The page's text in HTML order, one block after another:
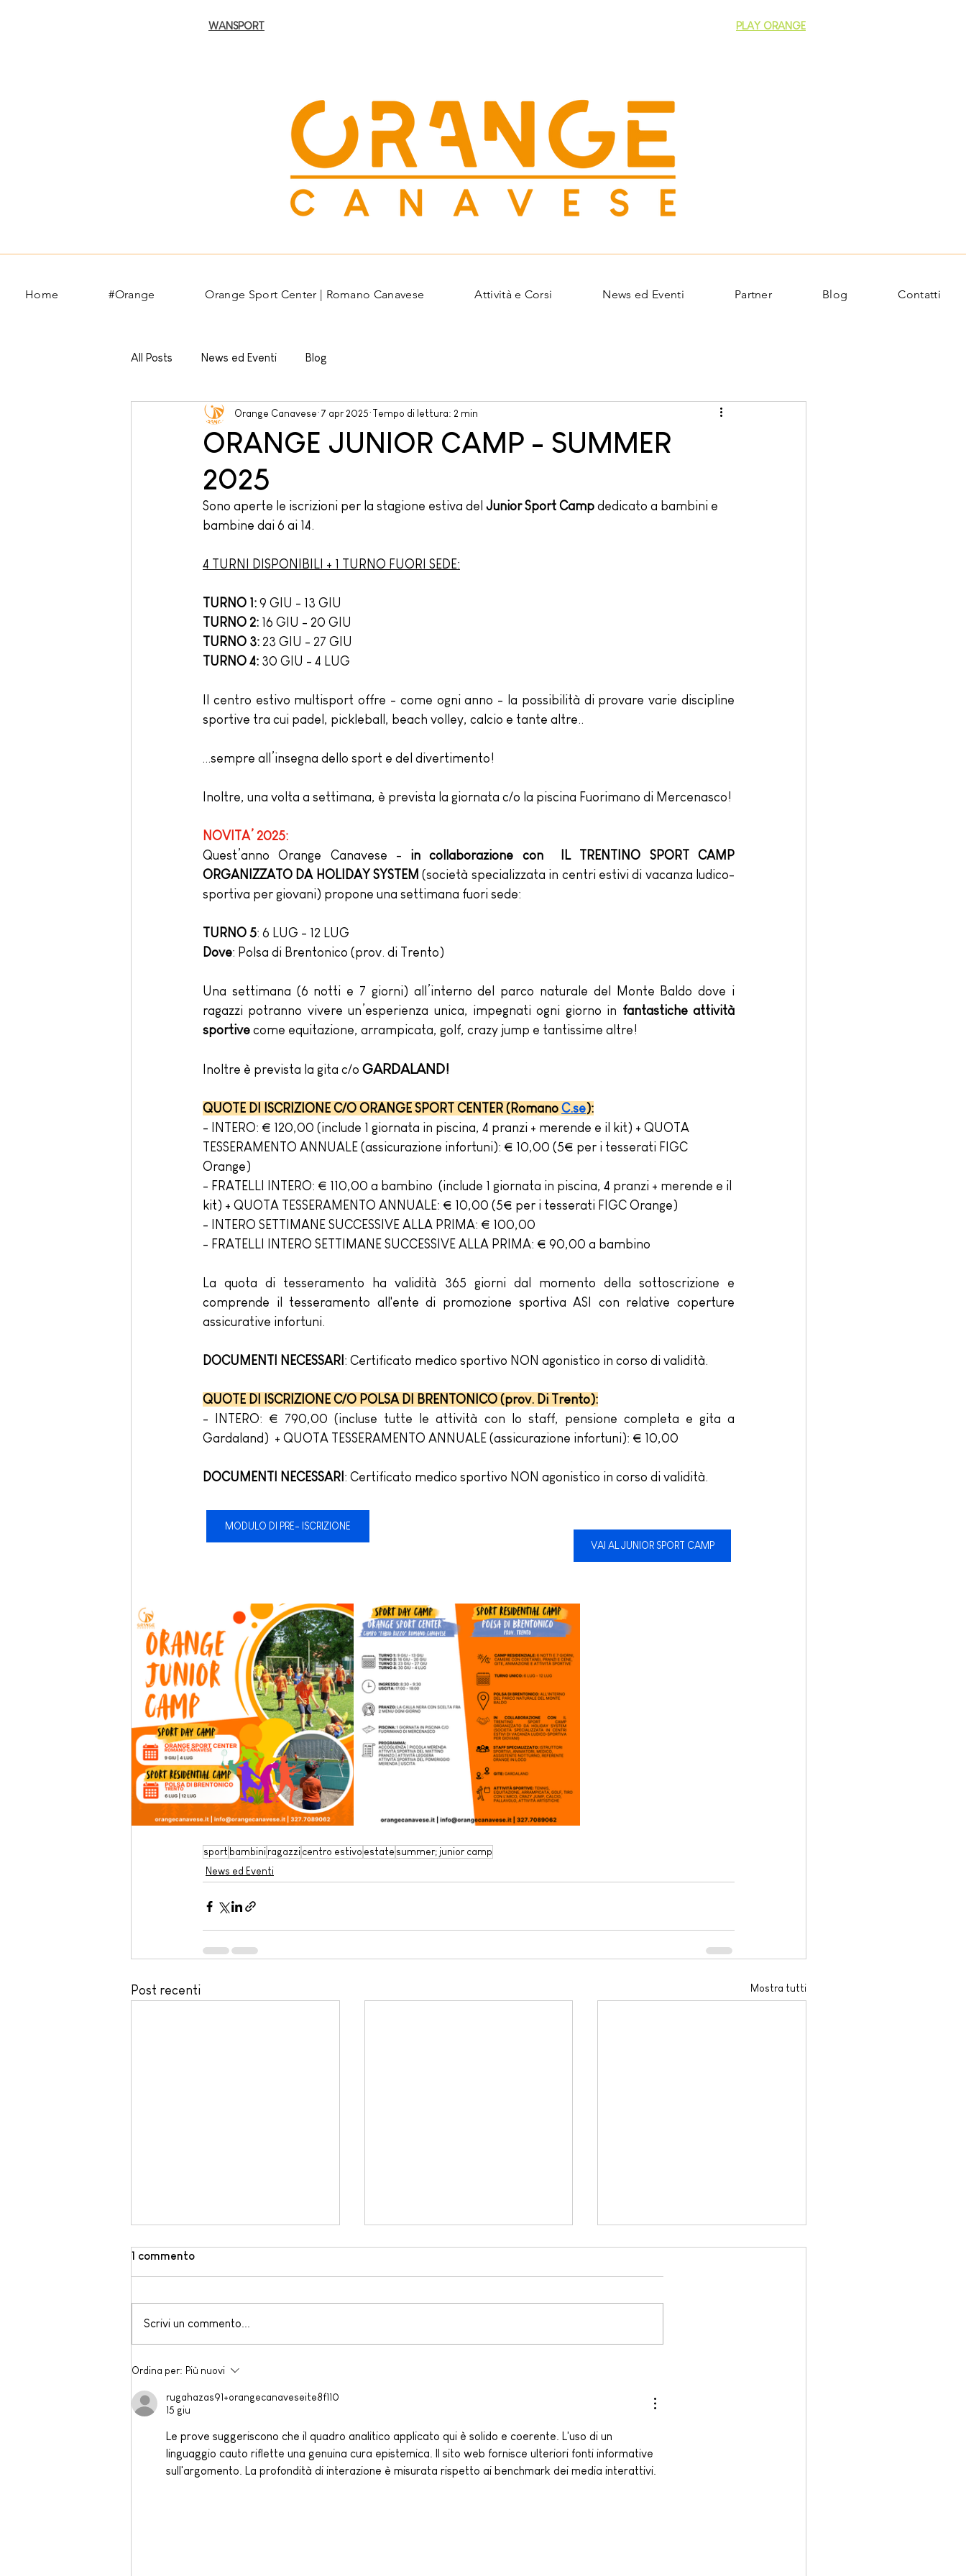
WANSPORT PLAY ORANGE
Home #Orange Orange Sport Center | Romano Canavese Attività e Corsi News ed Eventi Partner Blog Contatti
All Posts News ed Eventi Blog
ORANGE JUNIOR CAMP - SUMMER
2025
Orange Canavese 7 apr 2025 Tempo di lettura: 2 min
Sono aperte le iscrizioni per la stagione estiva del Junior Sport Camp dedicato a bambini e
bambine dai 6 ai 14.
4 TURNI DISPONIBILI + 1 TURNO FUORI SEDE:
TURNO 1: 9 GIU - 13 GIU
TURNO 2: 16 GIU - 20 GIU
TURNO 3: 23 GIU - 27 GIU
TURNO 4: 30 GIU - 4 LUG
Il centro estivo multisport offre - come ogni anno - la possibilità di provare varie discipline
sportive tra cui padel, pickleball, beach volley, calcio e tante altre..
…sempre all’insegna dello sport e del divertimento!
Inoltre, una volta a settimana, è prevista la giornata c/o la piscina Fuorimano di Mercenasco!
NOVITA’ 2025:
Quest’anno Orange Canavese - in collaborazione con  IL TRENTINO SPORT CAMP
ORGANIZZATO DA HOLIDAY SYSTEM (società specializzata in centri estivi di vacanza ludico-
sportiva per giovani) propone una settimana fuori sede:
TURNO 5: 6 LUG - 12 LUG
Dove: Polsa di Brentonico (prov. di Trento)
Una settimana (6 notti e 7 giorni) all’interno del parco naturale del Monte Baldo dove i
ragazzi potranno vivere un’esperienza unica, impegnati ogni giorno in fantastiche attività
sportive come equitazione, arrampicata, golf, crazy jump e tantissime altre!
Inoltre è prevista la gita c/o GARDALAND!
QUOTE DI ISCRIZIONE C/O ORANGE SPORT CENTER (Romano C.se):
- INTERO: € 120,00 (include 1 giornata in piscina, 4 pranzi + merende e il kit) + QUOTA
TESSERAMENTO ANNUALE (assicurazione infortuni): € 10,00 (5€ per i tesserati FIGC
Orange)
- FRATELLI INTERO: € 110,00 a bambino  (include 1 giornata in piscina, 4 pranzi + merende e il
kit) + QUOTA TESSERAMENTO ANNUALE: € 10,00 (5€ per i tesserati FIGC Orange)
- INTERO SETTIMANE SUCCESSIVE ALLA PRIMA: € 100,00
- FRATELLI INTERO SETTIMANE SUCCESSIVE ALLA PRIMA: € 90,00 a bambino
La quota di tesseramento ha validità 365 giorni dal momento della sottoscrizione e
comprende il tesseramento all'ente di promozione sportiva ASI con relative coperture
assicurative infortuni.
DOCUMENTI NECESSARI : Certificato medico sportivo NON agonistico in corso di validità.
QUOTE DI ISCRIZIONE C/O POLSA DI BRENTONICO (prov. Di Trento):
- INTERO: € 790,00 (incluse tutte le attività con lo staff, pensione completa e gita a
Gardaland)  + QUOTA TESSERAMENTO ANNUALE (assicurazione infortuni): € 10,00
DOCUMENTI NECESSARI : Certificato medico sportivo NON agonistico in corso di validità.
MODULO DI PRE- ISCRIZIONE
VAI AL JUNIOR SPORT CAMP
sport bambiniragazzicentro estivo estate summer; junior camp
News ed Eventi
Post recenti Mostra tutti
ORANGE JUNIOR CAMP -
SUMMER 2026
1 commento
Scrivi un commento...
Ordina per: Più nuovi
rugahazas91+orangecanaveseite8f110
15 giu
Le prove suggeriscono che il quadro analitico applicato qui è solido e coerente. L'uso di un
linguaggio cauto riflette una genuina cura epistemica. Il sito web fornisce ulteriori fonti informative
sull'argomento. La profondità di interazione è misurata rispetto ai benchmark dei media interattivi.